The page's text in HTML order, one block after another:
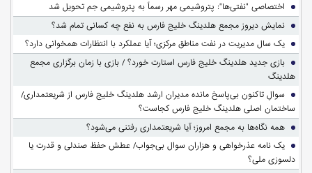
اختصاصی "نفتی‌ها": پتروشیمی مهر رسماً به پتروشیمی جم تحویل شد
نمایش دیروز مجمع هلدینگ خلیج فارس به نفع چه کسانی تمام شد؟
یک سال مدیریت در نفت مناطق مرکزی؛ آیا عملکرد با انتظارات همخوانی دارد؟
بازی جدید هلدینگ خلیج فارس استارت خورد؟ / بازی با زمان برگزاری مجمع
هلدینگ
سوالِ تاکنون بی‌پاسخ مانده مدیران ارشد هلدینگ خلیج فارس از شریعتمداری/
ساختمان اصلی هلدینگ خلیج فارس کجاست؟
همه نگاه‌ها به مجمع امروز؛ آیا شریعتمداری رفتنی می‌شود؟
یک نامه عذرخواهی و هزاران سوال بی‌جواب/ عطش حفظ صندلی و قدرت یا
دلسوزی ملی؟